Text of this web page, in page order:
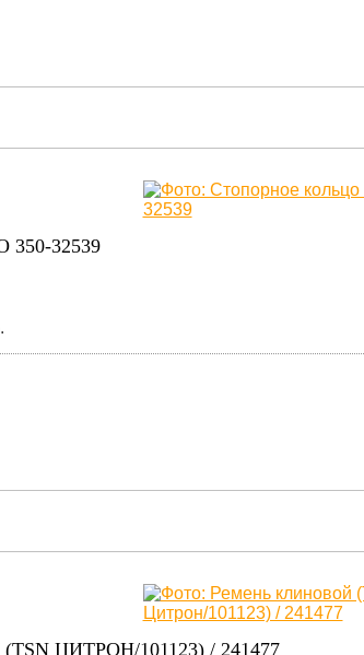
32539
ЦИТРОН/101123) / 241477